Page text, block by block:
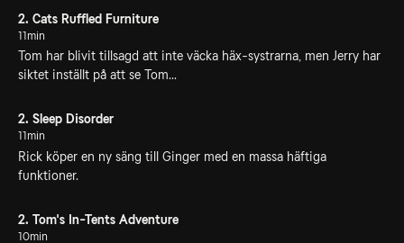
2. Cats Ruffled Furniture
11min
Tom har blivit tillsagd att inte väcka häx-systrarna, men Jerry har
siktet inställt på att se Tom...
2. Sleep Disorder
11min
Rick köper en ny säng till Ginger med en massa häftiga
funktioner.
2. Tom's In-Tents Adventure
10min